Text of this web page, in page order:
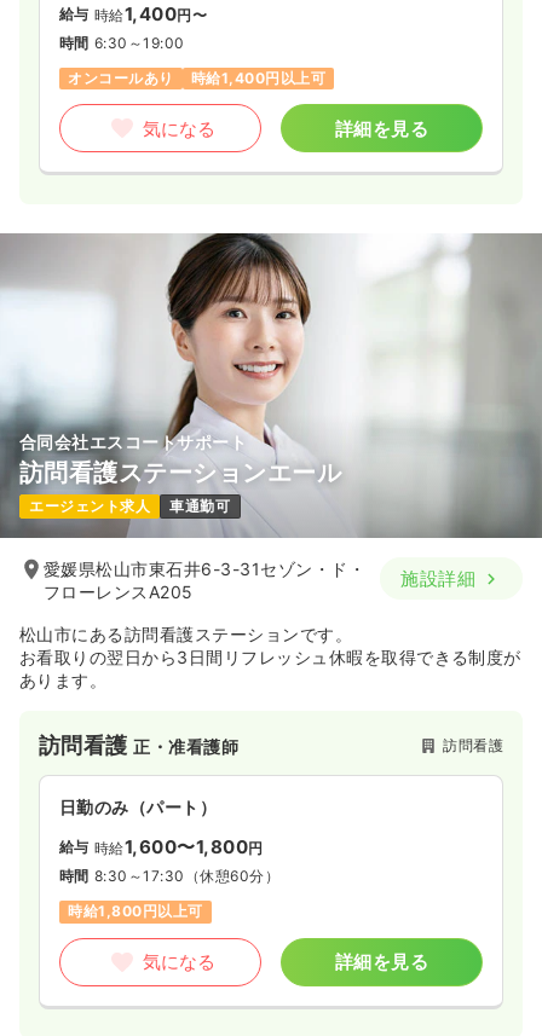
給与 時給1,400円〜
時間 6:30～19:00
オンコールあり
時給1,400円以上可
気になる 詳細を見る
合同会社エスコートサポート
訪問看護ステーションエール
エージェント求人 車通勤可
愛媛県松山市東石井6-3-31セゾン・ド・
フローレンスA205
施設詳細
松山市にある訪問看護ステーションです。
お看取りの翌日から3日間リフレッシュ休暇を取得できる制度が
あります。
訪問看護正・准看護師 訪問看護
日勤のみ（パート）
給与 時給1,600〜1,800円
時間 8:30～17:30 （休憩60分）
時給1,800円以上可
気になる 詳細を見る